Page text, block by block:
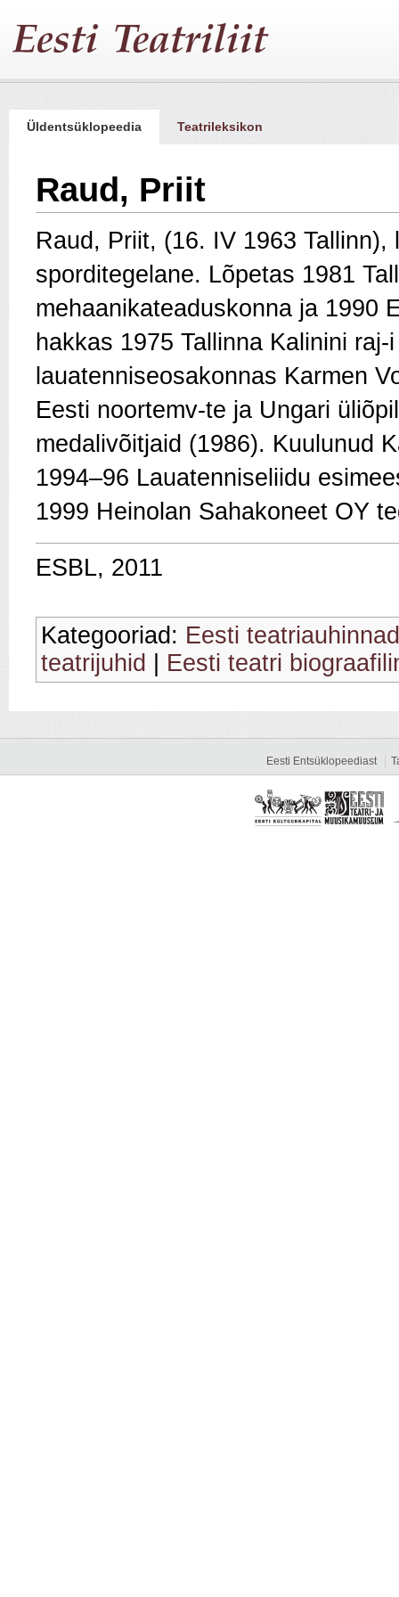
Üldentsüklopeedia Teatrileksikon
Raud, Priit
Raud, Priit, (16. IV 1963 Tallinn),
sporditegelane. Lõpetas 1981
mehaanikateaduskonna ja 1990
hakkas 1975 Tallinna Kalinini raj-
lauatenniseosakonnas Karmen
Eesti noortemv-te ja Ungari
medalivõitjaid (1986). Kuulunud
1994–96 Lauatenniseliidu
1999 Heinolan Sahakoneet OY
ESBL, 2011
Kategooriad: Eesti
teatrijuhid
Eesti teatri
Eesti Entsüklopeediast